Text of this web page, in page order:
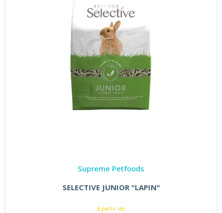
Supreme Petfoods
SELECTIVE JUNIOR "LAPIN"
à partir de